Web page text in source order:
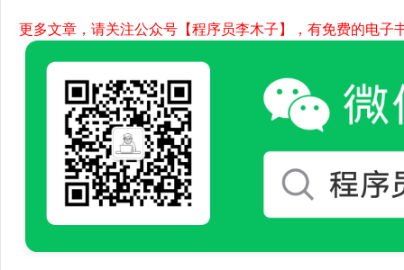
更多文章，请关注公众号【程序员李木子】，有免费的电子